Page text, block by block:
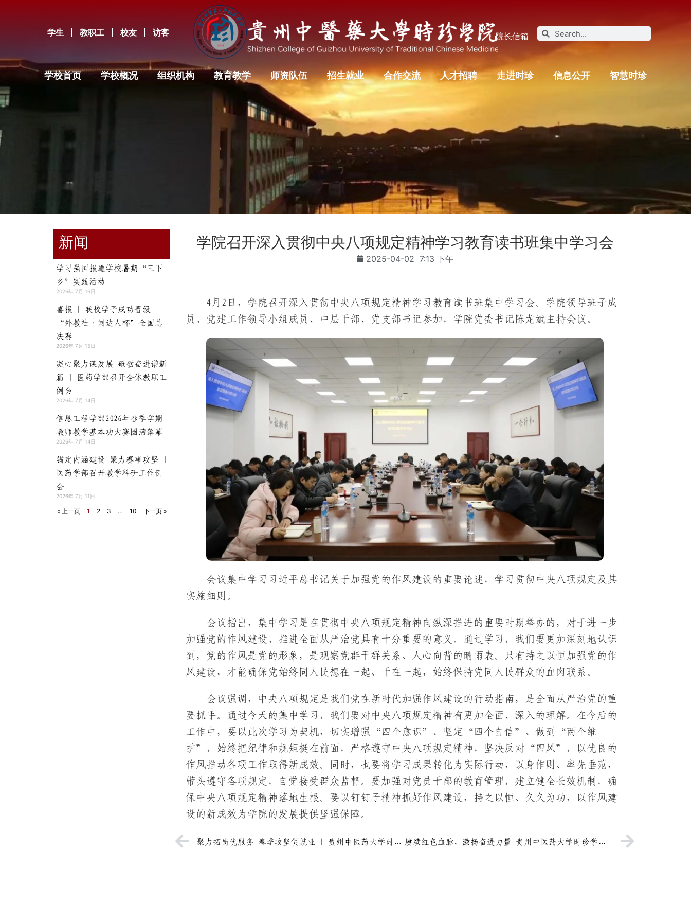
学生 教职工 校友 访客 院长信箱
学校首页 学校概况 组织机构 教育教学 师资队伍 招生就业 合作交流 人才招聘 走进时珍 信息公开 智慧时珍
新闻
学习强国报道学校暑期“三下
乡”实践活动
2026年 7月 16日
喜报 | 我校学子成功晋级
“外教社·词达人杯”全国总
决赛
2026年 7月 15日
凝心聚力谋发展 砥砺奋进谱新
篇 | 医药学部召开全体教职工
例会
2026年 7月 14日
信息工程学部2026年春季学期
教师教学基本功大赛圆满落幕
2026年 7月 14日
锚定内涵建设 聚力赛事攻坚 |
医药学部召开教学科研工作例
会
2026年 7月 11日
« 上一页 1 2 3 … 10 下一页 »
学院召开深入贯彻中央八项规定精神学习教育读书班集中学习会
2025-04-02 7:13 下午
4月2日，学院召开深入贯彻中央八项规定精神学习教育读书班集中学习会。学院领导班子成
员、党建工作领导小组成员、中层干部、党支部书记参加，学院党委书记陈龙斌主持会议。
会议集中学习习近平总书记关于加强党的作风建设的重要论述，学习贯彻中央八项规定及其
实施细则。
会议指出，集中学习是在贯彻中央八项规定精神向纵深推进的重要时期举办的，对于进一步
加强党的作风建设、推进全面从严治党具有十分重要的意义。通过学习，我们要更加深刻地认识
到，党的作风是党的形象，是观察党群干群关系、人心向背的晴雨表。只有持之以恒加强党的作
风建设，才能确保党始终同人民想在一起、干在一起，始终保持党同人民群众的血肉联系。
会议强调，中央八项规定是我们党在新时代加强作风建设的行动指南，是全面从严治党的重
要抓手。通过今天的集中学习，我们要对中央八项规定精神有更加全面、深入的理解。在今后的
工作中，要以此次学习为契机，切实增强“四个意识”、坚定“四个自信”、做到“两个维
护”，始终把纪律和规矩挺在前面，严格遵守中央八项规定精神，坚决反对“四风”，以优良的
作风推动各项工作取得新成效。同时，也要将学习成果转化为实际行动，以身作则、率先垂范，
带头遵守各项规定，自觉接受群众监督。要加强对党员干部的教育管理，建立健全长效机制，确
保中央八项规定精神落地生根。要以钉钉子精神抓好作风建设，持之以恒、久久为功，以作风建
设的新成效为学院的发展提供坚强保障。
聚力拓岗优服务 春季攻坚促就业 | 贵州中医药大学时珍学院2025年春季首场大型校园招聘会成功举行 赓续红色血脉，激扬奋进力量 贵州中医药大学时珍学院开展清明祭扫活动